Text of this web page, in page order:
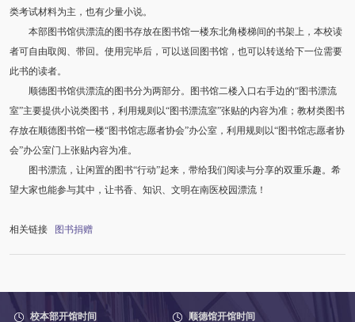
类考试材料为主，也有少量小说。
本部图书馆供漂流的图书存放在图书馆一楼东北角楼梯间的书架上，本校读
者可自由取阅、带回。使用完毕后，可以送回图书馆，也可以转送给下一位需要
此书的读者。
顺德图书馆供漂流的图书分为两部分。图书馆二楼入口右手边的“图书漂流
室”主要提供小说类图书，利用规则以“图书漂流室”张贴的内容为准；教材类图书
存放在顺德图书馆一楼“图书馆志愿者协会”办公室，利用规则以“图书馆志愿者协
会”办公室门上张贴内容为准。
图书漂流，让闲置的图书“行动”起来，带给我们阅读与分享的双重乐趣。希
望大家也能参与其中，让书香、知识、文明在南医校园漂流！
相关链接 图书捐赠
校本部开馆时间 顺德馆开馆时间